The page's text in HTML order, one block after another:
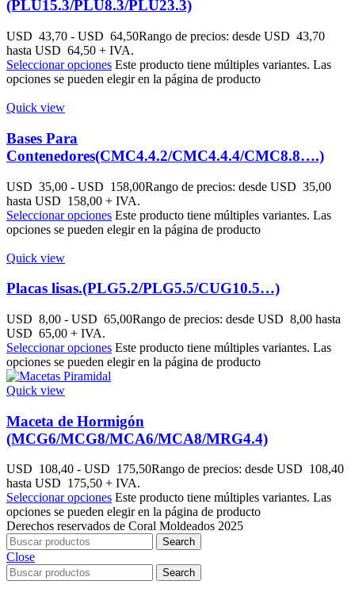
(PLU15.3/PLU8.3/PLU23.3)
USD 43,70 - USD 64,50Rango de precios: desde USD 43,70
hasta USD 64,50 + IVA.
Seleccionar opciones Este producto tiene múltiples variantes. Las
opciones se pueden elegir en la página de producto
Quick view
Bases Para
Contenedores(CMC4.4.2/CMC4.4.4/CMC8.8….)
USD 35,00 - USD 158,00Rango de precios: desde USD 35,00
hasta USD 158,00 + IVA.
Seleccionar opciones Este producto tiene múltiples variantes. Las
opciones se pueden elegir en la página de producto
Quick view
Placas lisas.(PLG5.2/PLG5.5/CUG10.5…)
USD 8,00 - USD 65,00Rango de precios: desde USD 8,00 hasta
USD 65,00 + IVA.
Seleccionar opciones Este producto tiene múltiples variantes. Las
opciones se pueden elegir en la página de producto
Quick view
Maceta de Hormigón
(MCG6/MCG8/MCA6/MCA8/MRG4.4)
USD 108,40 - USD 175,50Rango de precios: desde USD 108,40
hasta USD 175,50 + IVA.
Seleccionar opciones Este producto tiene múltiples variantes. Las
opciones se pueden elegir en la página de producto
Derechos reservados de Coral Moldeados 2025
Search
Close
Search